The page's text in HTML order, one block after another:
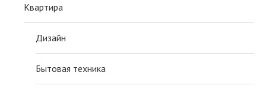
Квартира
Дизайн
Бытовая техника